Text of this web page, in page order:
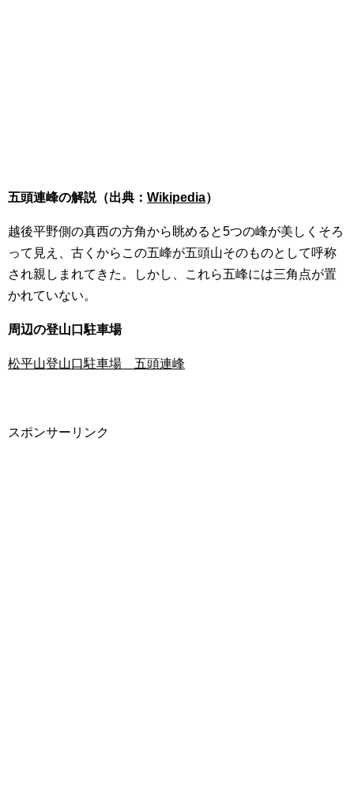
五頭連峰の解説（出典： Wikipedia）
越後平野側の真西の方角から眺めると5つの峰が美しくそろ
って見え、古くからこの五峰が五頭山そのものとして呼称
され親しまれてきた。しかし、これら五峰には三角点が置
かれていない。
周辺の登山口駐車場
松平山登山口駐車場 五頭連峰
スポンサーリンク